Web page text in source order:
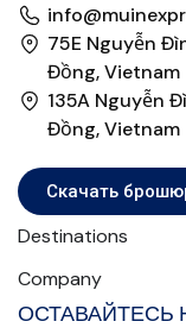
75E Nguyễn
Đồng, Vietnam
135A Nguyễn
Đồng, Vietnam
Скачать
Destinations
Company
ОСТАВАЙТЕСЬ